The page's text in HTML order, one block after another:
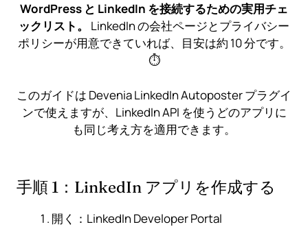
WordPress と LinkedIn を接続するための実用チェ
ックリスト。
LinkedIn の会社ページとプライバシー
ポリシーが用意できていれば、目安は約 10 分です。
⏱️
このガイドは Devenia LinkedIn Autoposterプラグイ
ンで使えますが、LinkedIn API を使うどのアプリに
も同じ考え方を適用できます。
手順 1：LinkedIn アプリを作成する
開く： LinkedIn Developer Portal